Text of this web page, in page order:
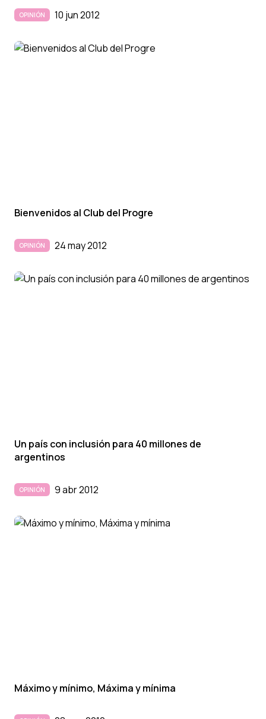
OPINIÓN 10 jun 2012
Bienvenidos al Club del Progre
OPINIÓN 24 may 2012
Un paí­s con inclusión para 40 millones de
argentinos
OPINIÓN 9 abr 2012
Máximo y mí­nimo, Máxima y mí­nima